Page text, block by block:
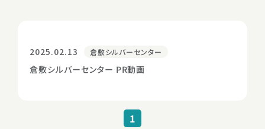
2025.02.13 倉敷シルバーセンター
倉敷シルバーセンター PR動画
1